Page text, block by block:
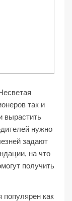
так и
вырастить
нужно
задают
на что
получить
популярен как